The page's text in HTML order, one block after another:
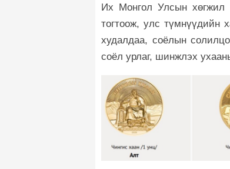
Их Монгол Улсын хөгжил
тогтоож, улс түмнүүдийн
худалдаа, соёлын
соёл урлаг, шинжлэх